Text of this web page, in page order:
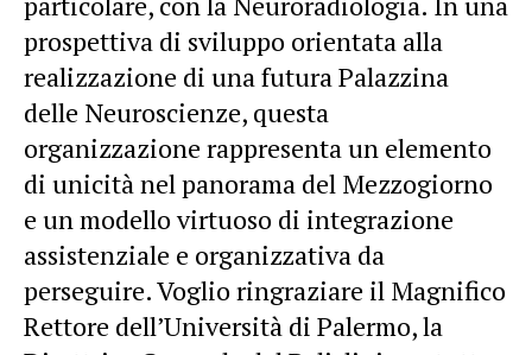
prospettiva di sviluppo orientata alla
realizzazione di una futura Palazzina
delle Neuroscienze, questa
organizzazione rappresenta un elemento
di unicità nel panorama del Mezzogiorno
e un modello virtuoso di integrazione
assistenziale e organizzativa da
perseguire. Voglio ringraziare il Magnifico
Rettore dell’Università di Palermo, la